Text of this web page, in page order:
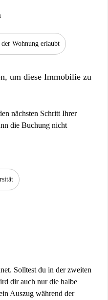
Wohnung erlaubt
um diese Immobilie zu
nächsten Schritt Ihrer
die Buchung nicht
Solltest du in der zweiten
dir auch nur die halbe
Auszug während der